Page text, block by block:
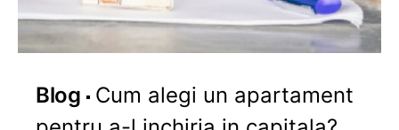
Blog
Cum alegi un apartament